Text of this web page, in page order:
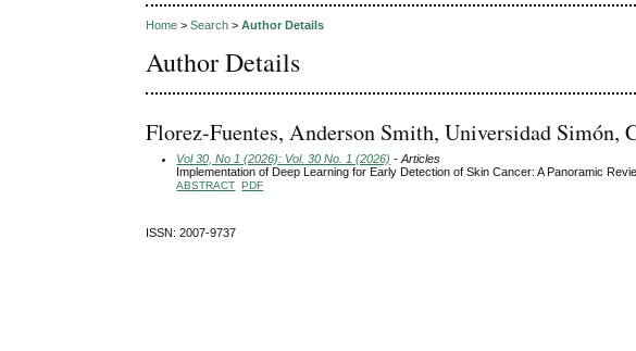
Home >Search >Author Details
Author Details
Florez-Fuentes, Anderson Smith, Universidad Simón,
Vol 30, No 1 (2026): Vol. 30 No. 1 (2026) - Articles
Implementation of Deep Learning for Early Detection of Skin Cancer: A Panoramic
ABSTRACT PDF
ISSN: 2007-9737